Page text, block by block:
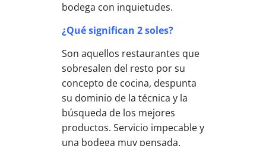
bodega con inquietudes.
¿Qué significan 2 soles?
Son aquellos restaurantes que
sobresalen del resto por su
concepto de cocina, despunta
su dominio de la técnica y la
búsqueda de los mejores
productos. Servicio impecable y
una bodega muy pensada.